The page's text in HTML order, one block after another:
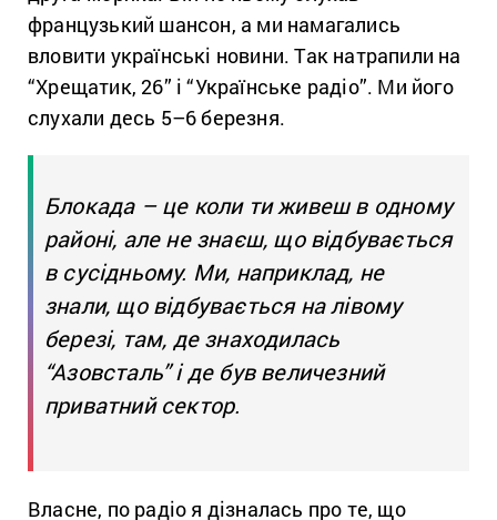
французький шансон, а ми намагались
вловити українські новини. Так натрапили на
“Хрещатик, 26” і “Українське радіо”. Ми його
слухали десь 5–6 березня.
Блокада – це коли ти живеш в одному
районі, але не знаєш, що відбувається
в сусідньому. Ми, наприклад, не
знали, що відбувається на лівому
березі, там, де знаходилась
“Азовсталь” і де був величезний
приватний сектор.
Власне, по радіо я дізналась про те, що